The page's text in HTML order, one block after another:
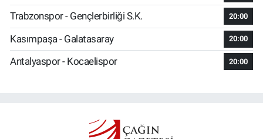
Trabzonspor - Gençlerbirliği S.K. 20:00
Kasımpaşa - Galatasaray 20:00
Antalyaspor - Kocaelispor 20:00